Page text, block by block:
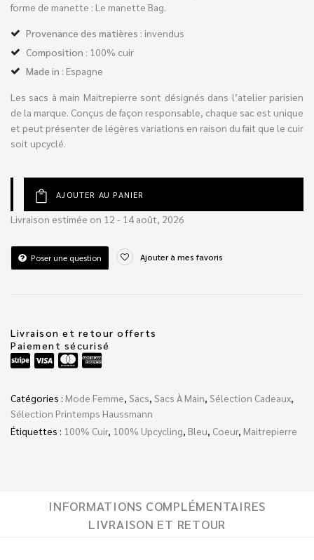
forme de manette : Le manette Bag.
Provenance des matières : invendus
Composition : 100% cuir
Made in : Espagne
Les sacs à main Maitrepierre sont désignés dans l’atelier parisien
de la marque. Conçus de façon responsable, chaque sac est unique
et peut présenter de légères variations en raison du fait que le cuir
soit upcyclé.
AJOUTER AU PANIER
Livraison estimée on 12 - 14 août, 2026
Poser une question Ajouter à mes favoris
Livraison et retour offerts
Paiement sécurisé
Catégories : Mode Femme Sacs Sacs À Main Sélection Cadeaux
Sélection Printemps Haussmann
Étiquettes : 100% Cuir, 100% Upcycling Bleu Coeur, Maitrepierre
INFORMATIONS COMPLÉMENTAIRES
LIVRAISON ET RETOUR